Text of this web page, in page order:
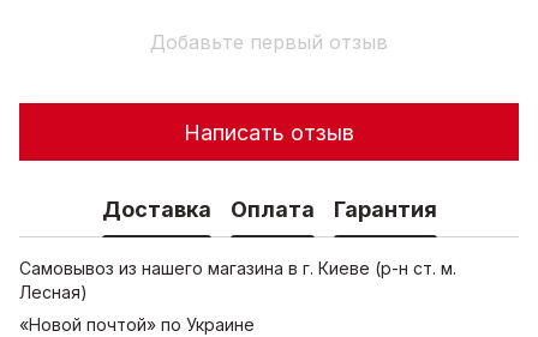
Добавьте первый отзыв
Написать отзыв
Доставка Оплата Гарантия
Самовывоз из нашего магазина в г. Киеве (р-н ст. м.
Лесная)
«Новой почтой» по Украине